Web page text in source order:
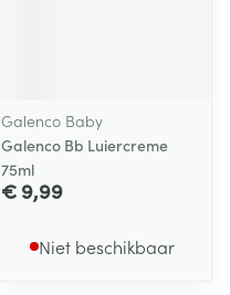
Galenco Baby
Galenco Bb Luiercreme
75ml
€ 9,99
Niet beschikbaar